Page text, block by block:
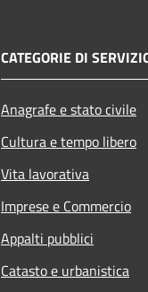
CATEGORIE DI
Anagrafe e stato civile
Cultura e tempo libero
Vita lavorativa
Imprese e Commercio
Appalti pubblici
Catasto e urbanistica